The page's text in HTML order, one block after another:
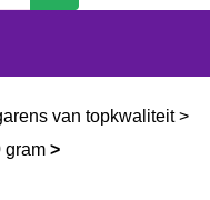
van topkwaliteit>
gram >